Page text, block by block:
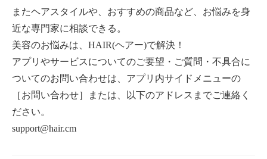
またヘアスタイルや、おすすめの商品など、お悩みを身
近な専門家に相談できる。
美容のお悩みは、HAIR(ヘアー)で解決！
アプリやサービスについてのご要望・ご質問・不具合に
ついてのお問い合わせは、アプリ内サイドメニューの
［お問い合わせ］または、以下のアドレスまでご連絡く
ださい。
support@hair.cm